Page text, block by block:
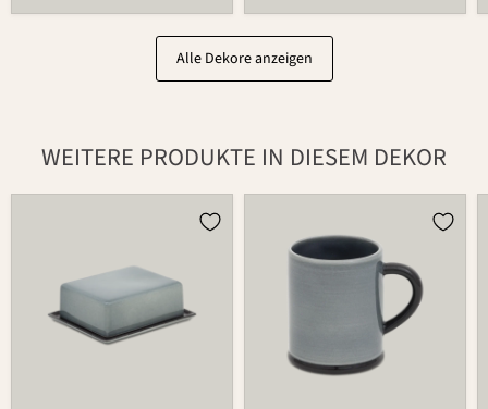
Alle Dekore anzeigen
WEITERE PRODUKTE IN DIESEM DEKOR